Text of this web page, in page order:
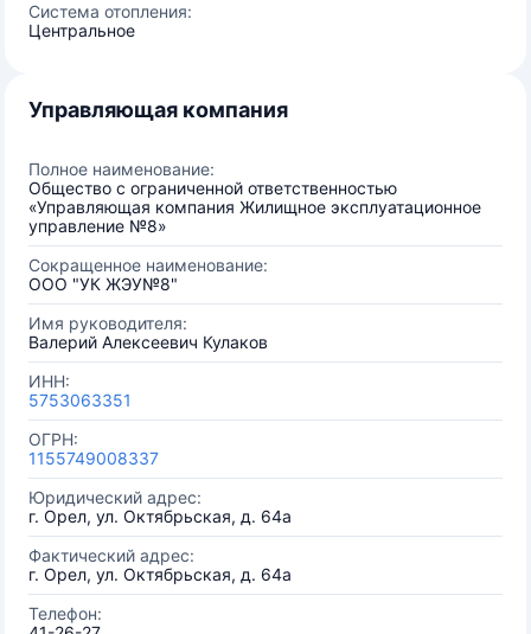
Система отопления:
Центральное
Управляющая компания
Полное наименование:
Общество с ограниченной ответственностью
«Управляющая компания Жилищное эксплуатационное
управление №8»
Сокращенное наименование:
ООО "УК ЖЭУ№8"
Имя руководителя:
Валерий Алексеевич Кулаков
ИНН:
5753063351
ОГРН:
1155749008337
Юридический адрес:
г. Орел, ул. Октябрьская, д. 64а
Фактический адрес:
г. Орел, ул. Октябрьская, д. 64а
Телефон: